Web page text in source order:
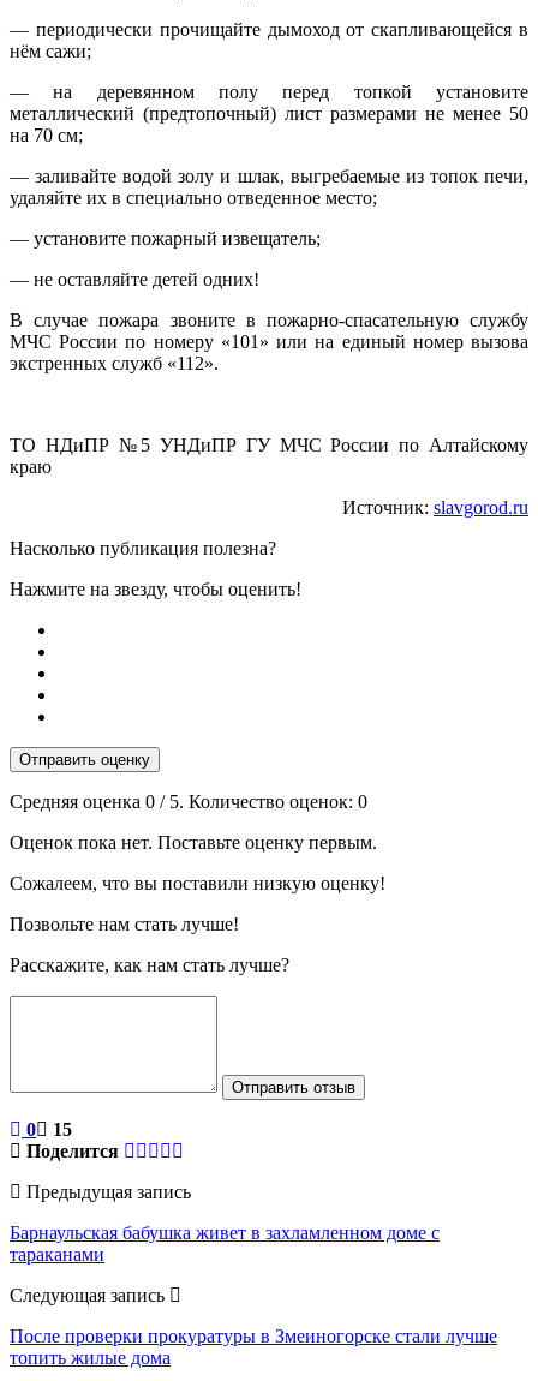
— периодически прочищайте дымоход от скапливающейся в
нём сажи;
— на деревянном полу перед топкой установите
металлический (предтопочный) лист размерами не менее 50
на 70 см;
— заливайте водой золу и шлак, выгребаемые из топок печи,
удаляйте их в специально отведенное место;
— установите пожарный извещатель;
— не оставляйте детей одних!
В случае пожара звоните в пожарно-спасательную службу
МЧС России по номеру «101» или на единый номер вызова
экстренных служб «112».
ТО НДиПР №5 УНДиПР ГУ МЧС России по Алтайскому
краю
Источник: slavgorod.ru
Насколько публикация полезна?
Нажмите на звезду, чтобы оценить!
Отправить оценку
Средняя оценка 0 / 5. Количество оценок: 0
Оценок пока нет. Поставьте оценку первым.
Сожалеем, что вы поставили низкую оценку!
Позвольте нам стать лучше!
Расскажите, как нам стать лучше?
Отправить отзыв
0
15
Поделится
Предыдущая запись
Барнаульская бабушка живет в захламленном доме с
тараканами
Следующая запись
После проверки прокуратуры в Змеиногорске стали лучше
топить жилые дома